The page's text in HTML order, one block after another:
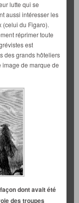
lutte qui se
aussi intéresser les
(celui du Figaro).
réprimer toute
est
des grands hôteliers
image de marque de
dont avait été
des troupes